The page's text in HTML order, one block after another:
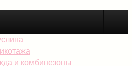
и комбинезоны